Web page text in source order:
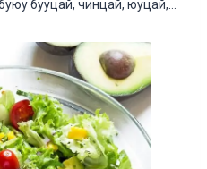
бууцай, чинцай, юуцай,…